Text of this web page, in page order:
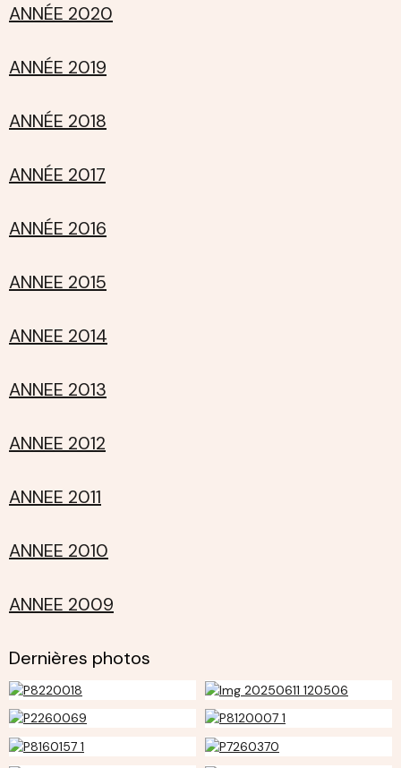
ANNÉE 2020
ANNÉE 2019
ANNÉE 2018
ANNÉE 2017
ANNÉE 2016
ANNEE 2015
ANNEE 2014
ANNEE 2013
ANNEE 2012
ANNEE 2011
ANNEE 2010
ANNEE 2009
Dernières photos